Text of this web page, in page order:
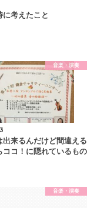
に考えたこと
音楽・演奏
出来るんだけど間違える
ココ！に隠れているもの
音楽・演奏